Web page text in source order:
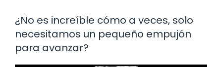
¿No es increíble cómo a veces, solo
necesitamos un pequeño empujón
para avanzar?